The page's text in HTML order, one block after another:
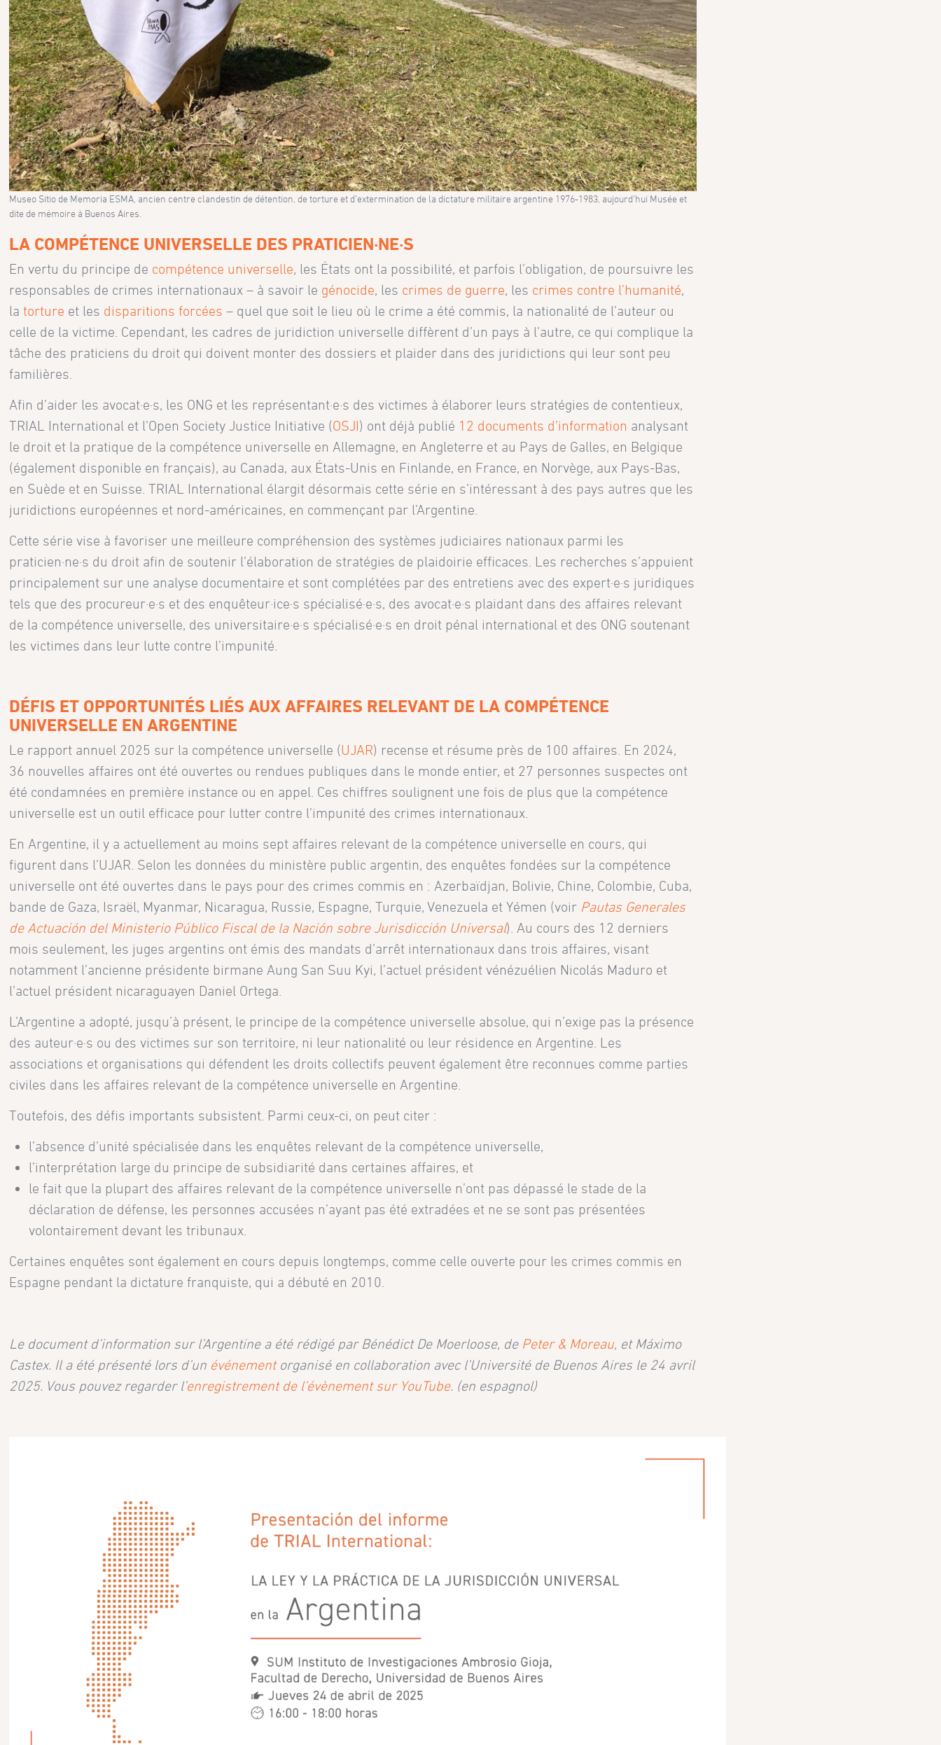
Museo Sitio de Memoria ESMA, ancien centre clandestin de détention, de torture et d’extermination de la dictature militaire argentine 1976-1983, aujourd’hui Musée et
dite de mémoire à Buenos Aires.
LA COMPÉTENCE UNIVERSELLE DES PRATICIEN·NE·S
En vertu du principe de compétence universelle, les États ont la possibilité, et parfois l’obligation, de poursuivre les
responsables de crimes internationaux – à savoir le génocide, les crimes de guerre, les crimes contre l’humanité,
latorture et les disparitions forcées – quel que soit le lieu où le crime a été commis, la nationalité de l’auteur ou
celle de la victime. Cependant, les cadres de juridiction universelle diffèrent d’un pays à l’autre, ce qui complique la
tâche des praticiens du droit qui doivent monter des dossiers et plaider dans des juridictions qui leur sont peu
familières.
Afin d’aider les avocat·e·s, les ONG et les représentant·e·s des victimes à élaborer leurs stratégies de contentieux,
TRIAL International et l’Open Society Justice Initiative (OSJI) ont déjà publié 12 documents d’information analysant
le droit et la pratique de la compétence universelle en Allemagne, en Angleterre et au Pays de Galles, en Belgique
(également disponible en français), au Canada, aux États-Unis en Finlande, en France, en Norvège, aux Pays-Bas,
en Suède et en Suisse. TRIAL International élargit désormais cette série en s’intéressant à des pays autres que les
juridictions européennes et nord-américaines, en commençant par l’Argentine.
Cette série vise à favoriser une meilleure compréhension des systèmes judiciaires nationaux parmi les
praticien·ne·s du droit afin de soutenir l’élaboration de stratégies de plaidoirie efficaces. Les recherches s’appuient
principalement sur une analyse documentaire et sont complétées par des entretiens avec des expert·e·s juridiques
tels que des procureur·e·s et des enquêteur·ice·s spécialisé·e·s, des avocat·e·s plaidant dans des affaires relevant
de la compétence universelle, des universitaire·e·s spécialisé·e·s en droit pénal international et des ONG soutenant
les victimes dans leur lutte contre l’impunité.
DÉFIS ET OPPORTUNITÉS LIÉS AUX AFFAIRES RELEVANT DE LA COMPÉTENCE
UNIVERSELLE EN ARGENTINE
Le rapport annuel 2025 sur la compétence universelle (UJAR) recense et résume près de 100 affaires. En 2024,
36 nouvelles affaires ont été ouvertes ou rendues publiques dans le monde entier, et 27 personnes suspectes ont
été condamnées en première instance ou en appel. Ces chiffres soulignent une fois de plus que la compétence
universelle est un outil efficace pour lutter contre l’impunité des crimes internationaux.
En Argentine, il y a actuellement au moins sept affaires relevant de la compétence universelle en cours, qui
figurent dans l’UJAR. Selon les données du ministère public argentin, des enquêtes fondées sur la compétence
universelle ont été ouvertes dans le pays pour des crimes commis en : Azerbaïdjan, Bolivie, Chine, Colombie, Cuba,
bande de Gaza, Israël, Myanmar, Nicaragua, Russie, Espagne, Turquie, Venezuela et Yémen (voir Pautas Generales
de Actuación del Ministerio Público Fiscal de la Nación sobre Jurisdicción Universal). Au cours des 12 derniers
mois seulement, les juges argentins ont émis des mandats d’arrêt internationaux dans trois affaires, visant
notamment l’ancienne présidente birmane Aung San Suu Kyi, l’actuel président vénézuélien Nicolás Maduro et
l’actuel président nicaraguayen Daniel Ortega.
L’Argentine a adopté, jusqu’à présent, le principe de la compétence universelle absolue, qui n’exige pas la présence
des auteur·e·s ou des victimes sur son territoire, ni leur nationalité ou leur résidence en Argentine. Les
associations et organisations qui défendent les droits collectifs peuvent également être reconnues comme parties
civiles dans les affaires relevant de la compétence universelle en Argentine.
Toutefois, des défis importants subsistent. Parmi ceux-ci, on peut citer :
l’absence d’unité spécialisée dans les enquêtes relevant de la compétence universelle,
l’interprétation large du principe de subsidiarité dans certaines affaires, et
le fait que la plupart des affaires relevant de la compétence universelle n’ont pas dépassé le stade de la
déclaration de défense, les personnes accusées n’ayant pas été extradées et ne se sont pas présentées
volontairement devant les tribunaux.
Certaines enquêtes sont également en cours depuis longtemps, comme celle ouverte pour les crimes commis en
Espagne pendant la dictature franquiste, qui a débuté en 2010.
Le document d’information sur l’Argentine a été rédigé par Bénédict De Moerloose, de Peter & Moreau, et Máximo
Castex. Il a été présenté lors d’un événementorganisé en collaboration avec l’Université de Buenos Aires le 24 avril
2025. Vous pouvez regarder l’enregistrement de l’évènement sur YouTube. (en espagnol)